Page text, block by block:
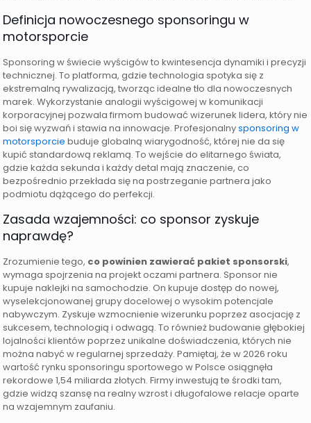
Definicja nowoczesnego sponsoringu w
motorsporcie
Sponsoring w świecie wyścigów to kwintesencja dynamiki i precyzji
technicznej. To platforma, gdzie technologia spotyka się z
ekstremalną rywalizacją, tworząc idealne tło dla nowoczesnych
marek. Wykorzystanie analogii wyścigowej w komunikacji
korporacyjnej pozwala firmom budować wizerunek lidera, który nie
boi się wyzwań i stawia na innowacje. Profesjonalnysponsoring w
motorsporcie buduje globalną wiarygodność, której nie da się
kupić standardową reklamą. To wejście do elitarnego świata,
gdzie każda sekunda i każdy detal mają znaczenie, co
bezpośrednio przekłada się na postrzeganie partnera jako
podmiotu dążącego do perfekcji.
Zasada wzajemności: co sponsor zyskuje
naprawdę?
Zrozumienie tego, co powinien zawierać pakiet sponsorski,
wymaga spojrzenia na projekt oczami partnera. Sponsor nie
kupuje naklejki na samochodzie. On kupuje dostęp do nowej,
wyselekcjonowanej grupy docelowej o wysokim potencjale
nabywczym. Zyskuje wzmocnienie wizerunku poprzez asocjację z
sukcesem, technologią i odwagą. To również budowanie głębokiej
lojalności klientów poprzez unikalne doświadczenia, których nie
można nabyć w regularnej sprzedaży. Pamiętaj, że w 2026 roku
wartość rynku sponsoringu sportowego w Polsce osiągnęła
rekordowe 1,54 miliarda złotych. Firmy inwestują te środki tam,
gdzie widzą szansę na realny wzrost i długofalowe relacje oparte
na wzajemnym zaufaniu.